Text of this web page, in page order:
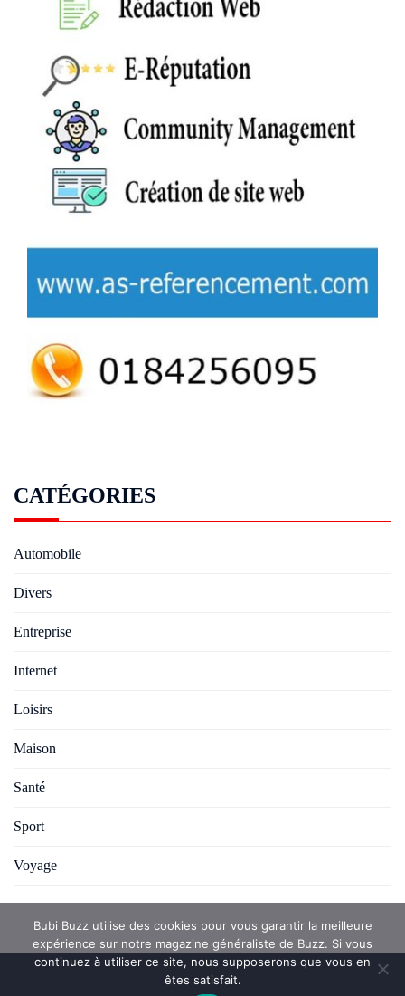
CATÉGORIES
Automobile
Divers
Entreprise
Internet
Loisirs
Maison
Santé
Sport
Voyage
Bubi Buzz utilise des cookies pour vous garantir la meilleure
expérience sur notre magazine généraliste de Buzz. Si vous
continuez à utiliser ce site, nous supposerons que vous en
êtes satisfait.